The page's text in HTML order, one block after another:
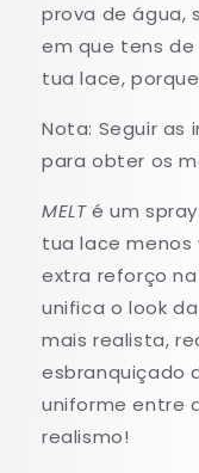
prova de água,
em que tens
tua lace,
Nota: Seguir as
para obter os
MELTé um
tua lace menos
extra reforço
unifica o look
mais realista,
esbranquiçado
uniforme entre
realismo!